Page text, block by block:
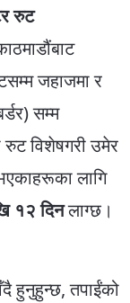
रुट
जहाजमा र
सम्म
विशेषगरी उमेर
लागि
१२ दिनलाग्छ।
हुनुहुन्छ, तपाईंको